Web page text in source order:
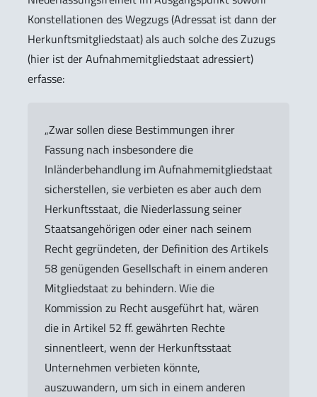
Konstellationen des Wegzugs (Adressat ist dann der
Herkunftsmitgliedstaat) als auch solche des Zuzugs
(hier ist der Aufnahmemitgliedstaat adressiert)
erfasse:
„Zwar sollen diese Bestimmungen ihrer
Fassung nach insbesondere die
Inländerbehandlung im Aufnahmemitgliedstaat
sicherstellen, sie verbieten es aber auch dem
Herkunftsstaat, die Niederlassung seiner
Staatsangehörigen oder einer nach seinem
Recht gegründeten, der Definition des Artikels
58 genügenden Gesellschaft in einem anderen
Mitgliedstaat zu behindern. Wie die
Kommission zu Recht ausgeführt hat, wären
die in Artikel 52 ff. gewährten Rechte
sinnentleert, wenn der Herkunftsstaat
Unternehmen verbieten könnte,
auszuwandern, um sich in einem anderen